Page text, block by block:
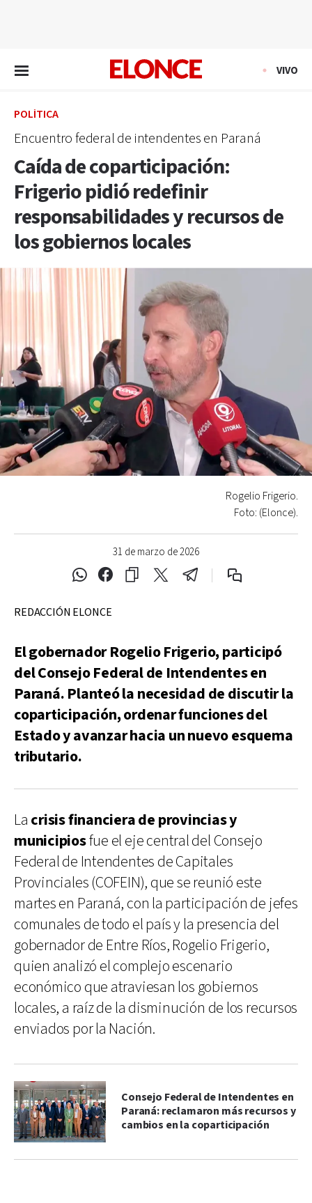
VIVO
POLÍTICA
Encuentro federal de intendentes en Paraná
Caída de coparticipación:
Frigerio pidió redefinir
responsabilidades y recursos de
los gobiernos locales
31 de marzo de 2026
Rogelio Frigerio.
Foto: (Elonce).
REDACCIÓN ELONCE
El gobernador Rogelio Frigerio, participó
del Consejo Federal de Intendentes en
Paraná. Planteó la necesidad de discutir la
coparticipación, ordenar funciones del
Estado y avanzar hacia un nuevo esquema
tributario.
La crisis financiera de provincias y
municipiosfue el eje central del Consejo
Federal de Intendentes de Capitales
Provinciales (COFEIN), que se reunió este
martes en Paraná, con la participación de jefes
comunales de todo el país y la presencia del
gobernador de Entre Ríos, Rogelio Frigerio,
quien analizó el complejo escenario
económico que atraviesan los gobiernos
locales, a raíz de la disminución de los recursos
enviados por la Nación.
Consejo Federal de Intendentes en
Paraná: reclamaron más recursos y
cambios en la coparticipación